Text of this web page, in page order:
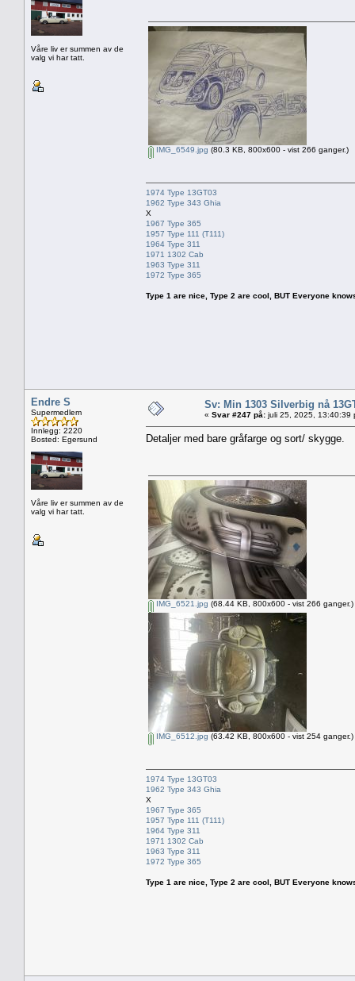
Våre liv er summen av de
valg vi har tatt.
IMG_6549.jpg (80.3 KB, 800x600 - vist 266 ganger.)
1974 Type 13GT03
1962 Type 343 Ghia
X
1967 Type 365
1957 Type 111 (T111)
1964 Type 311
1971 1302 Cab
1963 Type 311
1972 Type 365
Type 1 are nice, Type 2 are cool, BUT Everyone
Endre S
Supermedlem
Innlegg: 2220
Bosted: Egersund
Våre liv er summen av de
valg vi har tatt.
Sv: Min 1303 Silverbig nå
« Svar #247 på: juli 25, 2025, 13:40:39
Detaljer med bare gråfarge og sort/ skygge.
IMG_6521.jpg (68.44 KB, 800x600 - vist 266 ganger.)
IMG_6512.jpg (63.42 KB, 800x600 - vist 254 ganger.)
1974 Type 13GT03
1962 Type 343 Ghia
X
1967 Type 365
1957 Type 111 (T111)
1964 Type 311
1971 1302 Cab
1963 Type 311
1972 Type 365
Type 1 are nice, Type 2 are cool, BUT Everyone